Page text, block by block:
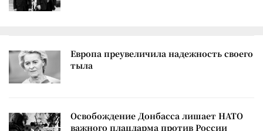
Европа преувеличила надежность своего
тыла
Освобождение Донбасса лишает НАТО
важного плацдарма против России